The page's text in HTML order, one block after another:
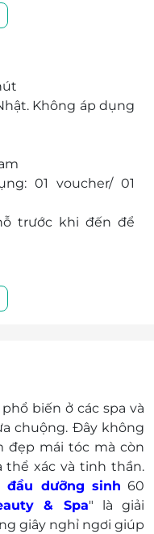
dịch vụ đẳng
hẹn mang đến sự
Không áp dụng
01 voucher/ 01
trước khi đến để
thừa
với chương trình
biến ở các spa và
chuộng. Đây không
đẹp mái tóc mà còn
thể xác và tinh thần.
đầu dưỡng sinh 60
& Spa" làgiải
giây nghỉ ngơi giúp